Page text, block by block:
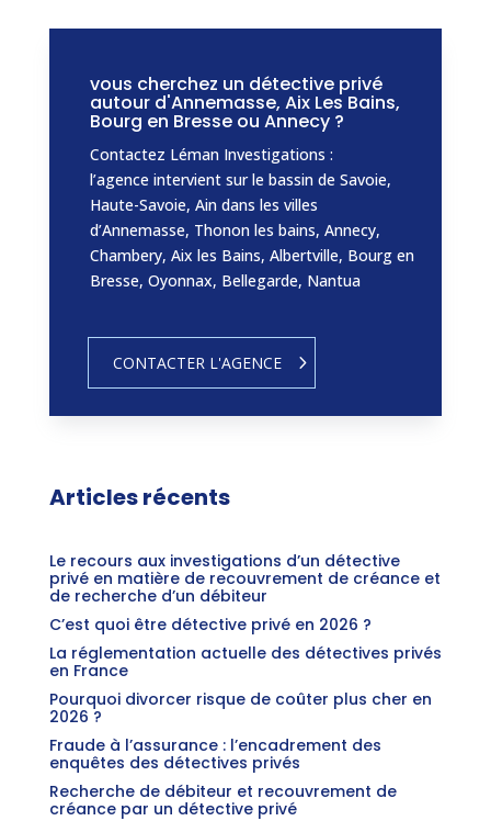
vous cherchez un détective privé
autour d'Annemasse, Aix Les Bains,
Bourg en Bresse ou Annecy ?
Contactez Léman Investigations :
l’agence intervient sur le bassin de Savoie,
Haute-Savoie, Ain dans les villes
d’Annemasse, Thonon les bains, Annecy,
Chambery, Aix les Bains, Albertville, Bourg en
Bresse, Oyonnax, Bellegarde, Nantua
CONTACTER L'AGENCE
Articles récents
Le recours aux investigations d’un détective
privé en matière de recouvrement de créance et
de recherche d’un débiteur
C’est quoi être détective privé en 2026 ?
La réglementation actuelle des détectives privés
en France
Pourquoi divorcer risque de coûter plus cher en
2026 ?
Fraude à l’assurance : l’encadrement des
enquêtes des détectives privés
Recherche de débiteur et recouvrement de
créance par un détective privé